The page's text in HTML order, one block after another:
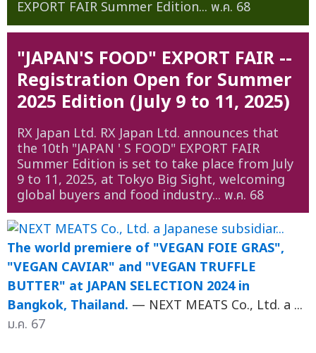
EXPORT FAIR Summer Edition... พ.ค. 68
"JAPAN'S FOOD" EXPORT FAIR --
Registration Open for Summer
2025 Edition (July 9 to 11, 2025)
RX Japan Ltd. RX Japan Ltd. announces that
the 10th "JAPAN ' S FOOD" EXPORT FAIR
Summer Edition is set to take place from July
9 to 11, 2025, at Tokyo Big Sight, welcoming
global buyers and food industry... พ.ค. 68
The world premiere of "VEGAN FOIE GRAS",
"VEGAN CAVIAR" and "VEGAN TRUFFLE
BUTTER" at JAPAN SELECTION 2024 in
Bangkok, Thailand. — NEXT MEATS Co., Ltd. a ...
ม.ค. 67